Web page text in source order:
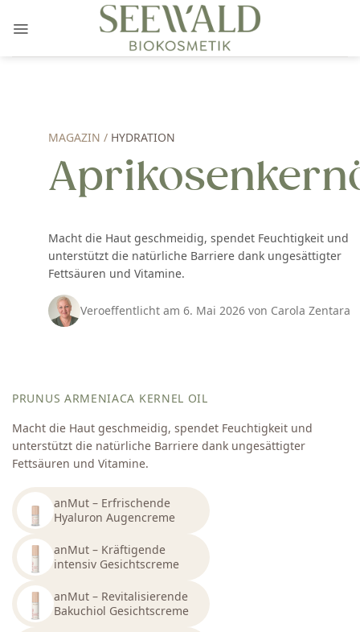
Inhalt
MAGAZIN / HYDRATION
Macht die Haut geschmeidig, spendet Feuchtigkeit und
unterstützt die natürliche Barriere dank ungesättigter
Fettsäuren und Vitamine.
Veroeffentlicht am 6. Mai 2026 von Carola Zentara
PRUNUS ARMENIACA KERNEL OIL
Macht die Haut geschmeidig, spendet Feuchtigkeit und
unterstützt die natürliche Barriere dank ungesättigter
Fettsäuren und Vitamine.
anMut – Erfrischende
Hyaluron Augencreme
anMut – Kräftigende
intensiv Gesichtscreme
anMut – Revitalisierende
Bakuchiol Gesichtscreme